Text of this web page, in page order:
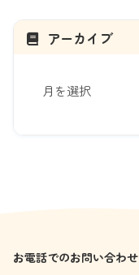
アーカイブ
ア
お電話でのお問い合わせ